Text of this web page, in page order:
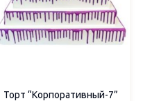
Торт “Корпоративный-7”